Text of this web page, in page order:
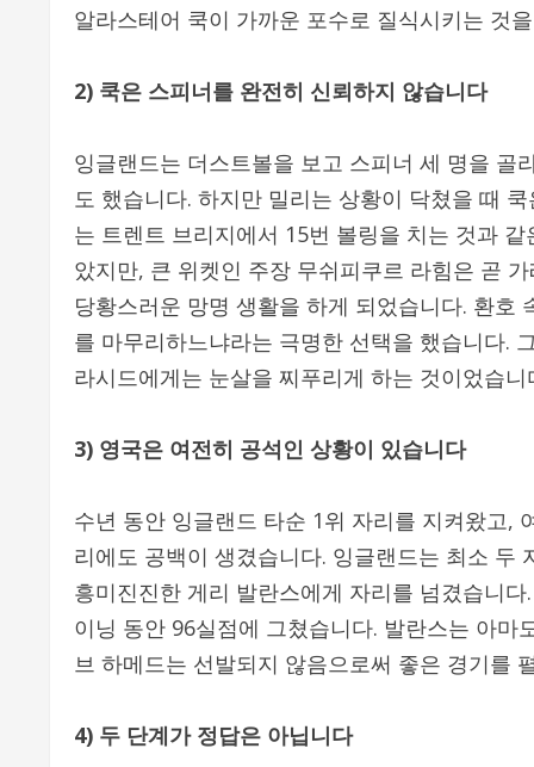
알라스테어 쿡이 가까운 포수로 질식시키는 것
2) 쿡은 스피너를 완전히 신뢰하지 않습니다
잉글랜드는 더스트볼을 보고 스피너 세 명을 골
도 했습니다. 하지만 밀리는 상황이 닥쳤을 때
는 트렌트 브리지에서 15번 볼링을 치는 것과
았지만, 큰 위켓인 주장 무쉬피쿠르 라힘은 곧
당황스러운 망명 생활을 하게 되었습니다. 환호
를 마무리하느냐라는 극명한 선택을 했습니다.
라시드에게는 눈살을 찌푸리게 하는 것이었습니
3) 영국은 여전히 공석인 상황이 있습니다
수년 동안 잉글랜드 타순 1위 자리를 지켜왔고,
리에도 공백이 생겼습니다. 잉글랜드는 최소 두
흥미진진한 게리 발란스에게 자리를 넘겼습니
이닝 동안 96실점에 그쳤습니다. 발란스는 아마
브 하메드는 선발되지 않음으로써 좋은 경기를
4) 두 단계가 정답은 아닙니다